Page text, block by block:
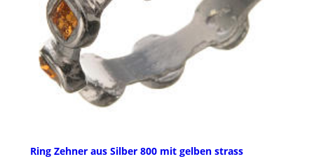
Ring Zehner aus Silber 800 mit gelben strass